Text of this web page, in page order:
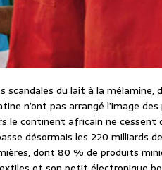
scandales du lait à la mélamine,
n’ont pas arrangé l’image
le continent africain ne cessent
désormais les 220 milliards
dont 80 % de produits